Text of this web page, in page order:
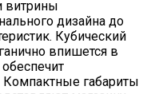
витрины
дизайна до
Кубический
впишется в
габариты